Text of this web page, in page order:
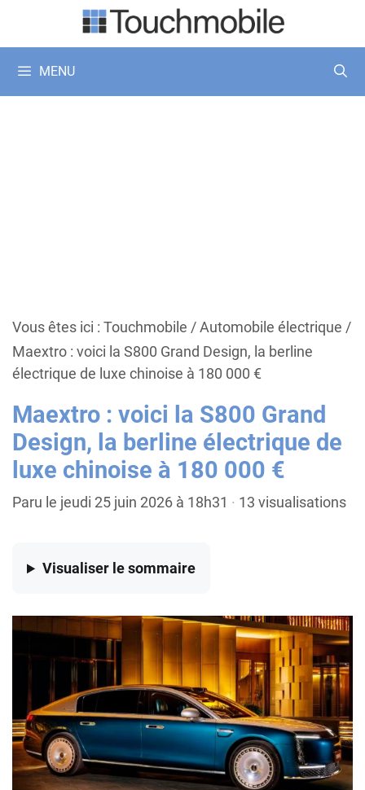
MENU
Vous êtes ici : Touchmobile /Automobile électrique /
Maextro : voici la S800 Grand Design, la berline
électrique de luxe chinoise à 180 000 €
Maextro : voici la S800 Grand
Design, la berline électrique de
luxe chinoise à 180 000 €
Paru le jeudi 25 juin 2026 à 18h31 · 13 visualisations
Visualiser le sommaire